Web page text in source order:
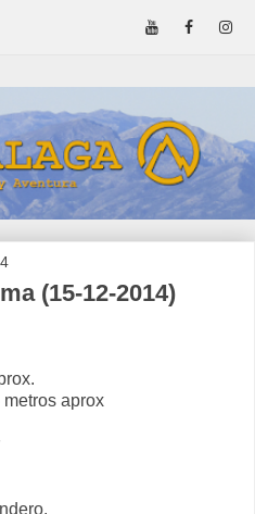
(15-12-2014)
metros aprox